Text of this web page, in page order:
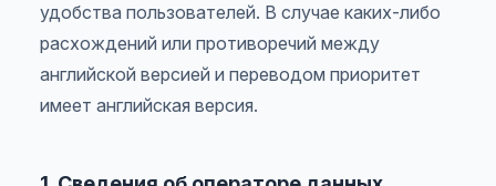
удобства пользователей. В случае каких-либо
расхождений или противоречий между
английской версией и переводом приоритет
имеет английская версия.